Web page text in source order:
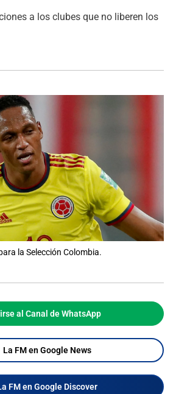
a los clubes que no liberen los
la Selección Colombia.
al Canal de WhatsApp
La FM en Google News
FM en Google Discover